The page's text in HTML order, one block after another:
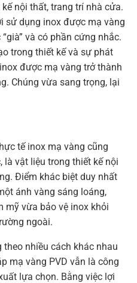
nội thất, trang trí nhà cửa.
sử dụng inox được mạ vàng
và có phần cứng nhắc.
trong thiết kế và sự phát
được mạ vàng trở thành
Chúng vừa sang trọng, lại
tế inox mạ vàng cũng
vật liệu trong thiết kế nội
Điểm khác biệt duy nhất
ánh vàng sáng loáng,
mỹ vừa bảo vệ inox khỏi
ngoài.
nhiều cách khác nhau
mạ vàng PVD vẫn là công
lựa chọn. Bằng việc lợi